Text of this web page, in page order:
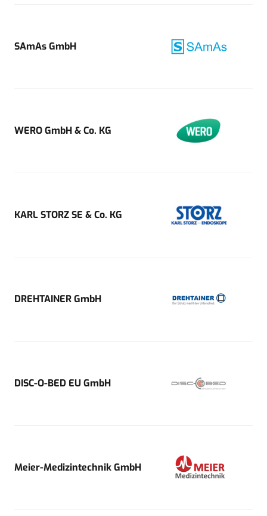
SAmAs GmbH
WERO GmbH & Co. KG
KARL STORZ SE & Co. KG
DREHTAINER GmbH
DISC-O-BED EU GmbH
Meier-Medizintechnik GmbH